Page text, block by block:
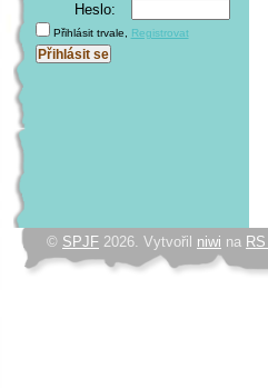
Heslo:
Přihlásit trvale, Registrovat
© SPJF 2026. Vytvořil niwi na